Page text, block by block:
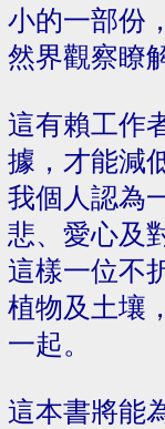
小的一部份
然界觀察瞭
這有賴工作
據，才能減
我個人認為
悲、愛心及
這樣一位不
植物及土壤
一起。
這本書將能